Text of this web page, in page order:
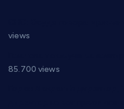
views
85.700 views